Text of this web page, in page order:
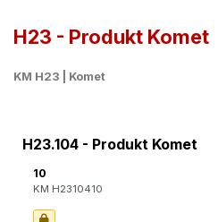
H23 - Produkt Komet
KM H23 | Komet
H23.104 - Produkt Komet
10
KM H2310410